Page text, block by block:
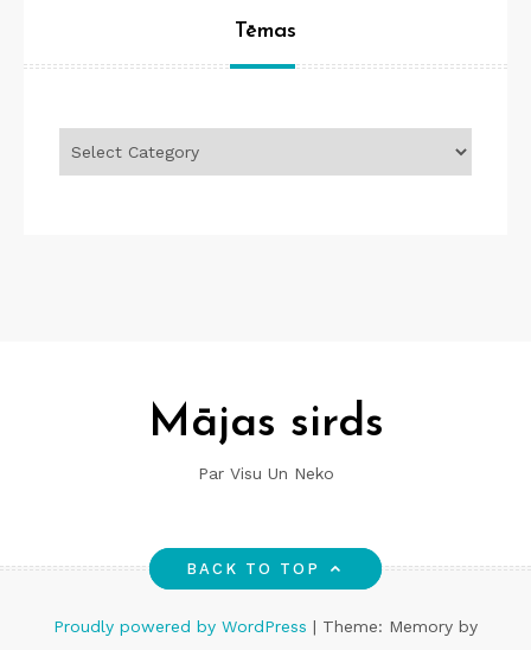
Tēmas
Mājas sirds
Par Visu Un Neko
BACK TO TOP
Proudly powered by WordPress | Theme: Memory by